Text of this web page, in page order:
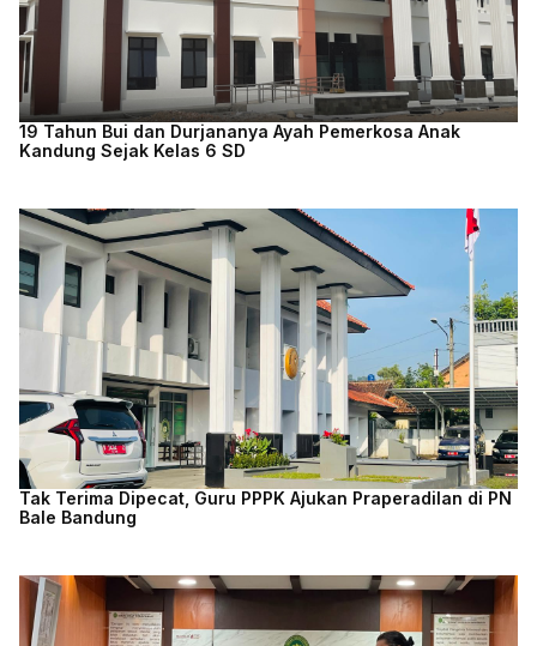
19 Tahun Bui dan Durjananya Ayah Pemerkosa Anak
Kandung Sejak Kelas 6 SD
Tak Terima Dipecat, Guru PPPK Ajukan Praperadilan di PN
Bale Bandung